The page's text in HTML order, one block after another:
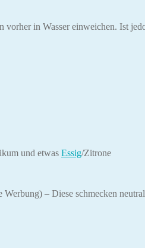
vorher in Wasser einweichen. Ist
und etwas Essig/Zitrone
Werbung) – Diese schmecken